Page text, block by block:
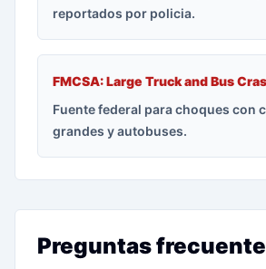
reportados por policia.
FMCSA: Large Truck and Bus
Fuente federal para choques con
grandes y autobuses.
Preguntas